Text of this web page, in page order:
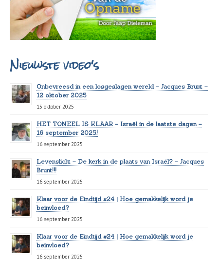
Nieuwste video's
Onbevreesd in een losgeslagen wereld – Jacques Brunt –
12 oktober 2025
15 oktober 2025
HET TONEEL IS KLAAR – Israël in de laatste dagen –
16 september 2025!
16 september 2025
Levenslicht – De kerk in de plaats van Israël? – Jacques
Brunt!!!
16 september 2025
Klaar voor de Eindtijd #24 | Hoe gemakkelijk word je
beïnvloed?
16 september 2025
Klaar voor de Eindtijd #24 | Hoe gemakkelijk word je
beïnvloed?
16 september 2025